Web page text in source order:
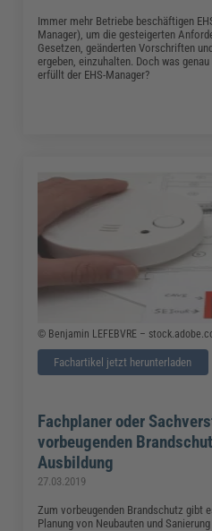
Immer mehr Betriebe beschäftigen
Manager), um die gesteigerten
Gesetzen, geänderten Vorschriften
ergeben, einzuhalten. Doch was
erfüllt der EHS-Manager?
© Benjamin LEFEBVRE –
Fachartikel jetzt herunterladen
Fachplaner oder
vorbeugenden
Ausbildung
27.03.2019
Zum vorbeugenden Brandschutz gibt
Planung von Neubauten und